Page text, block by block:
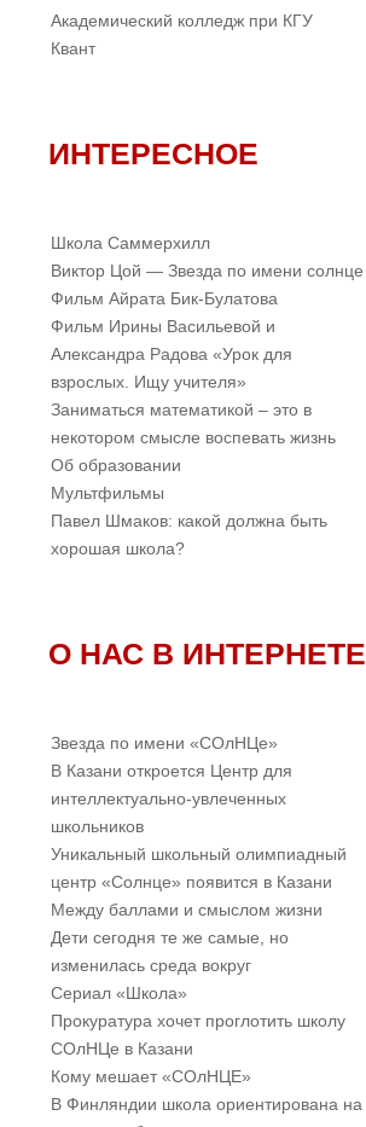
Академический колледж при КГУ
Квант
ИНТЕРЕСНОЕ
Школа Саммерхилл
Виктор Цой — Звезда по имени солнце
Фильм Айрата Бик-Булатова
Фильм Ирины Васильевой и
Александра Радова «Урок для
взрослых. Ищу учителя»
Заниматься математикой – это в
некотором смысле воспевать жизнь
Об образовании
Мультфильмы
Павел Шмаков: какой должна быть
хорошая школа?
О НАС В ИНТЕРНЕТЕ
Звезда по имени «СОлНЦе»
В Казани откроется Центр для
интеллектуально-увлеченных
школьников
Уникальный школьный олимпиадный
центр «Солнце» появится в Казани
Между баллами и смыслом жизни
Дети сегодня те же самые, но
изменилась среда вокруг
Cериал «Школа»
Прокуратура хочет проглотить школу
СОлНЦе в Казани
Кому мешает «СОлНЦЕ»
В Финляндии школа ориентирована на